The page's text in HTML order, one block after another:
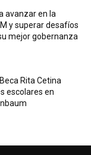
avanzar en la
y superar desafíos
mejor gobernanza
Rita Cetina
escolares en